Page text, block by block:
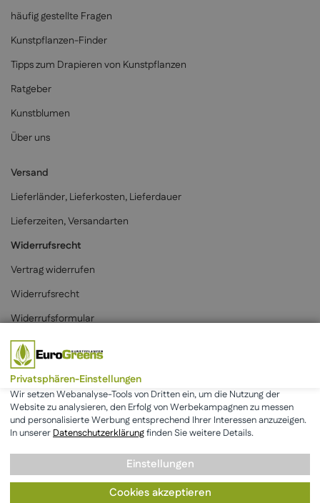
häufig gestellte Fragen
Kunstpflanzen-Finder
Tipps zum Drapieren von Kunstpflanzen
Ratgeber
Kunstblumen
Über uns
Versand
Lieferländer, Lieferkosten, Lieferdauer
Lieferzeiten, Versandarten
Widerrufsrecht
Vertrag widerrufen
Widerrufsrecht
Widerrufsformular
Zahlungsarten
* Alle Preise inkl. der gesetzlichen MwSt. & zzgl.Versand.
AGB Datenschutz Impressum
Privatsphären-Einstellungen
Wir setzen Webanalyse-Tools von Dritten ein, um die Nutzung der
Website zu analysieren, den Erfolg von Werbekampagnen zu messen
und personalisierte Werbung entsprechend Ihrer Interessen anzuzeigen.
In unserer Datenschutzerklärungfinden Sie weitere Details.
Cookies akzeptieren
Einstellungen